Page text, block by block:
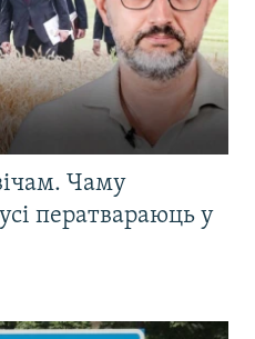
Чаму
ператвараюць у